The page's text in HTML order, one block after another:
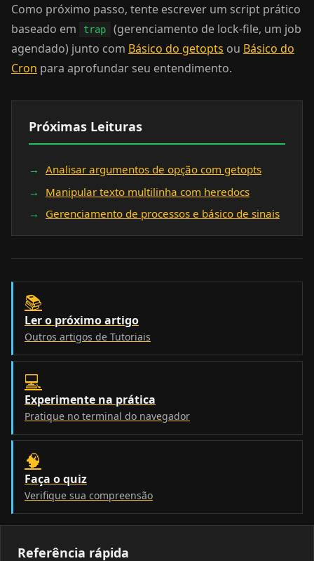
Como próximo passo, tente escrever um script prático
baseado em
trap
(gerenciamento de lock-file, um job
agendado) junto com Básico do getopts ou Básico do
Cron para aprofundar seu entendimento.
Próximas Leituras
Analisar argumentos de opção com getopts
Manipular texto multilinha com heredocs
Gerenciamento de processos e básico de sinais
📚
Ler o próximo artigo
Outros artigos de Tutoriais
💻
Experimente na prática
Pratique no terminal do navegador
🧠
Faça o quiz
Verifique sua compreensão
Referência rápida